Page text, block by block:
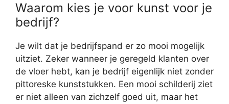
Waarom kies je voor kunst voor je
bedrijf?
Je wilt dat je bedrijfspand er zo mooi mogelijk
uitziet. Zeker wanneer je geregeld klanten over
de vloer hebt, kan je bedrijf eigenlijk niet zonder
pittoreske kunststukken. Een mooi schilderij ziet
er niet alleen van zichzelf goed uit, maar het